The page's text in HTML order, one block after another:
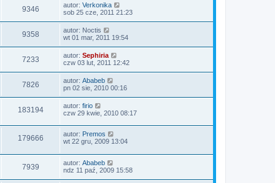
9346 autor: Verkonika
sob 25 cze, 2011 21:23
9358 autor: Noctis
wt 01 mar, 2011 19:54
7233 autor: Sephiria
czw 03 lut, 2011 12:42
7826 autor: Ababeb
pn 02 sie, 2010 00:16
183194 autor: firio
czw 29 kwie, 2010 08:17
179666 autor: Premos
wt 22 gru, 2009 13:04
7939 autor: Ababeb
ndz 11 paź, 2009 15:58